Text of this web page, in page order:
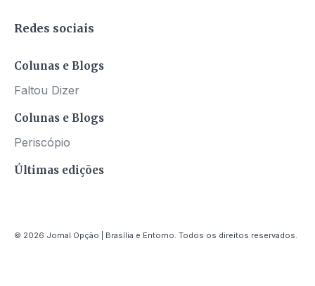
Redes sociais
Colunas e Blogs
Faltou Dizer
Colunas e Blogs
Periscópio
Últimas edições
© 2026 Jornal Opção | Brasília e Entorno. Todos os direitos reservados.